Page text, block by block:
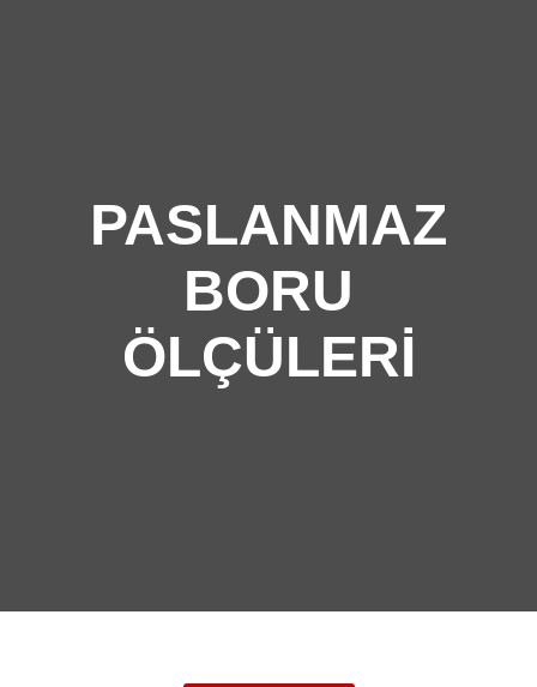
PASLANMAZ
BORU
ÖLÇÜLERI